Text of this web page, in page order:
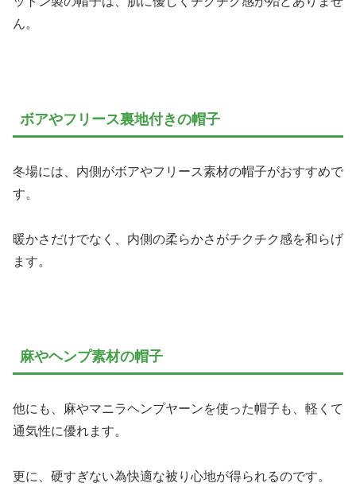
ん。
ボアやフリース裏地付きの帽子
冬場には、内側がボアやフリース素材の帽子がおすすめで
す。
暖かさだけでなく、内側の柔らかさがチクチク感を和らげ
ます。
麻やヘンプ素材の帽子
他にも、麻やマニラヘンプヤーンを使った帽子も、軽くて
通気性に優れます。
更に、硬すぎない為快適な被り心地が得られるのです。